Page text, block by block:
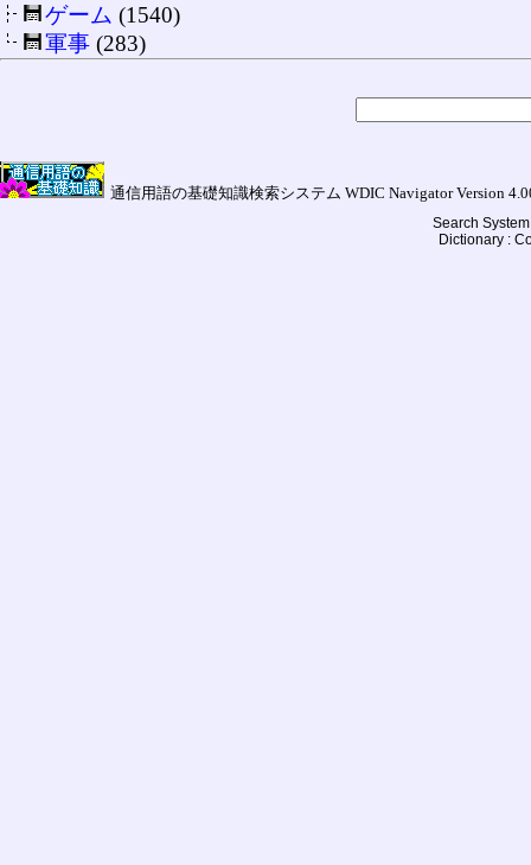
ゲーム (1540)
軍事 (283)
通信用語の基礎知識検索システム WDIC Navigator Version
Search
Dictionary :